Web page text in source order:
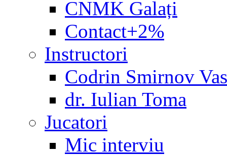
CNMK Galați
Contact+2%
Instructori
Codrin Smirnov
dr. Iulian Toma
Jucatori
Mic interviu